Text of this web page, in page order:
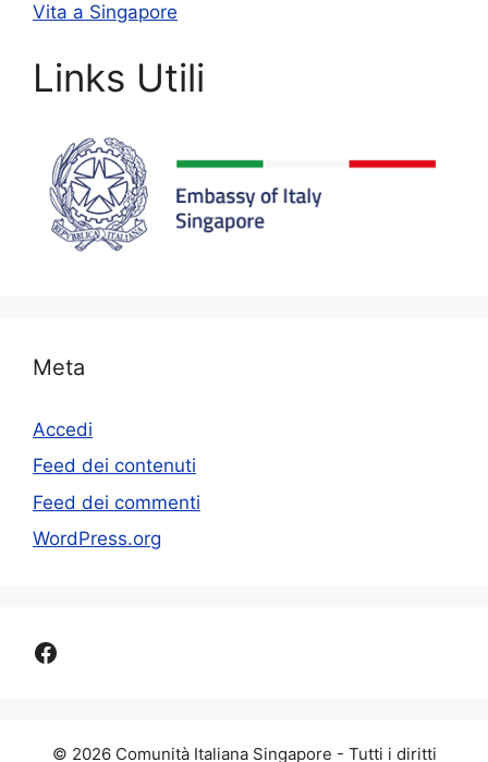
Vita a Singapore
Links Utili
Meta
Accedi
Feed dei contenuti
Feed dei commenti
WordPress.org
Facebook
© 2026 Comunità Italiana Singapore - Tutti i diritti